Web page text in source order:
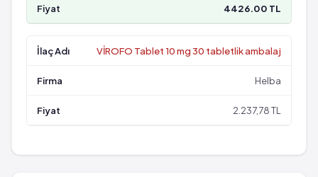
4426.00 TL
VİROFO Tablet 10 mg 30 tabletlik ambalaj
Helba
2.237,78 TL